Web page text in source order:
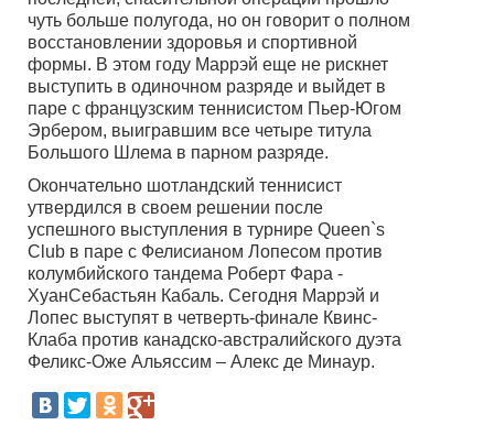
чуть больше полугода, но он говорит о полном
восстановлении здоровья и спортивной
формы. В этом году Маррэй еще не рискнет
выступить в одиночном разряде и выйдет в
паре с французским теннисистом Пьер-Югом
Эрбером, выигравшим все четыре титула
Большого Шлема в парном разряде.
Окончательно шотландский теннисист
утвердился в своем решении после
успешного выступления в турнире Queen`s
Club в паре с Фелисианом Лопесом против
колумбийского тандема Роберт Фара -
ХуанСебастьян Кабаль. Сегодня Маррэй и
Лопес выступят в четверть-финале Квинс-
Клаба против канадско-австралийского дуэта
Феликс-Оже Альяссим – Алекс де Минаур.